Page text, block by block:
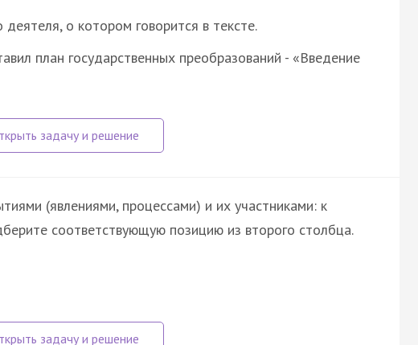
о котором говорится в тексте.
план государственных преобразований - «Введение
(явлениями, процессами) и их участниками: к
соответствующую позицию из второго столбца.